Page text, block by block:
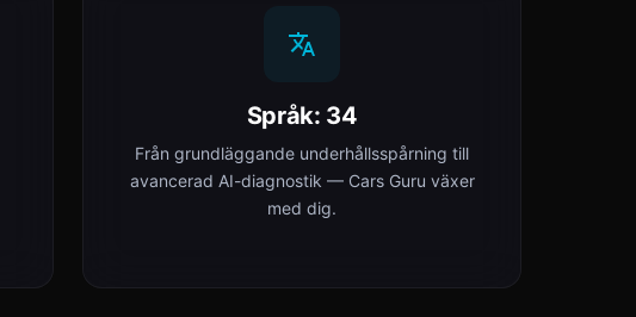
Språk: 34
Från grundläggande underhållsspårning till
avancerad AI-diagnostik — Cars Guru växer
med dig.